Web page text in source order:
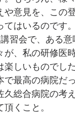
意見を、この
はいるのです。
習会で、ある意
、私の研修医
しいものでし
最高の病院だ
総合病院の考
くこと。